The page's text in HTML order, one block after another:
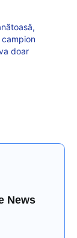
doar
News